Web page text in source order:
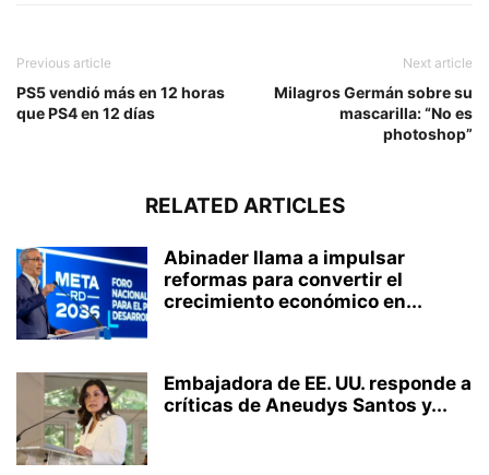
Previous article
PS5 vendió más en 12 horas
que PS4 en 12 días
Next article
Milagros Germán sobre su
mascarilla: “No es
photoshop”
RELATED ARTICLES
Abinader llama a impulsar
reformas para convertir el
crecimiento económico en...
Embajadora de EE. UU. responde a
críticas de Aneudys Santos y...